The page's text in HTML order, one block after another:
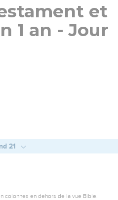
et
1 an - Jour
21
colonnes en dehors de la vue Bible.